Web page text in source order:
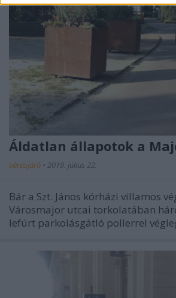
Áldatlan állapotok a
városjáró • 2019. július 22.
Bár a Szt. János kórházi villamos
Városmajor utcai torkolatában
lefúrt parkolásgátló pollerrel